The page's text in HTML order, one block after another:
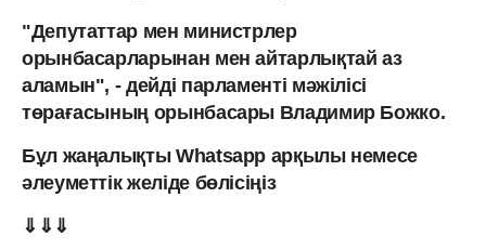
"Депутаттар мен министрлер
орынбасарларынан мен айтарлықтай аз
аламын", - дейді парламенті мәжілісі
төрағасының орынбасары Владимир Божко.
Бұл жаңалықты Whatsapp арқылы немесе
әлеуметтік желіде бөлісіңіз
⇓⇓⇓